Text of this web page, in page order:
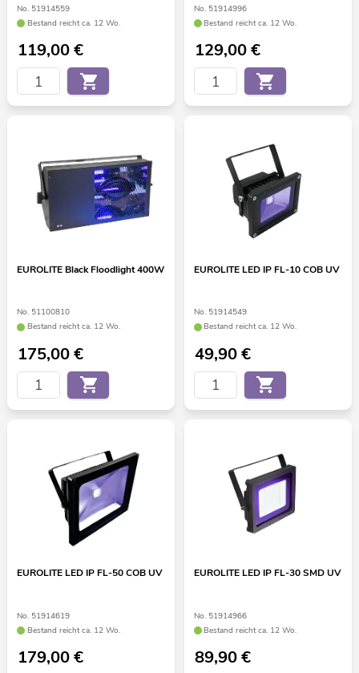
No. 51914559
Bestand reicht ca. 12 Wo.
119,00€
No. 51914996
Bestand reicht ca. 12 Wo.
129,00€
EUROLITE Black Floodlight 400W
No. 51100810
Bestand reicht ca. 12 Wo.
175,00€
EUROLITE LED IP FL-10 COB UV
No. 51914549
Bestand reicht ca. 12 Wo.
49,90€
EUROLITE LED IP FL-50 COB UV
No. 51914619
Bestand reicht ca. 12 Wo.
179,00€
EUROLITE LED IP FL-30 SMD UV
No. 51914966
Bestand reicht ca. 12 Wo.
89,90€